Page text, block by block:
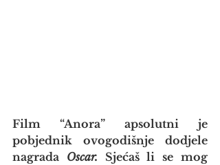
Film “Anora” apsolutni je
pobjednik ovogodišnje dodjele
nagrada Oscar. Sjećaš li se mog